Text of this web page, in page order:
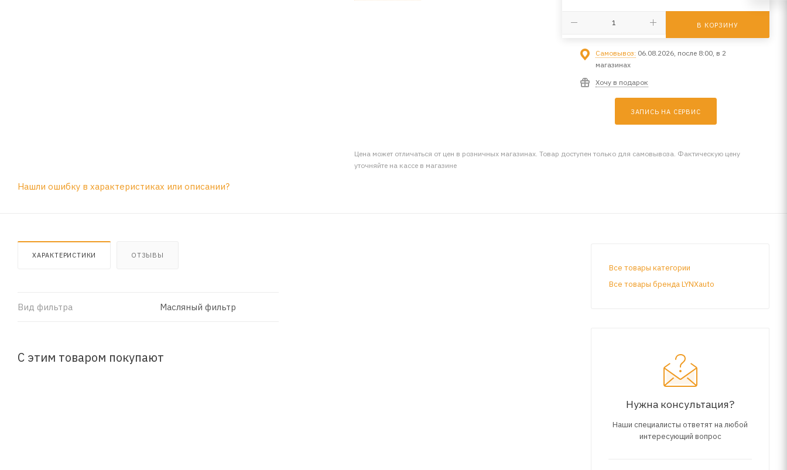
В КОРЗИНУ
Самовывоз: 06.08.2026, после 8:00, в 2
магазинах
Хочу в подарок
ЗАПИСЬ НА СЕРВИС
Цена может отличаться от цен в розничных магазинах. Товар доступен только для самовывоза. Фактическую цену
уточняйте на кассе в магазине
Нашли ошибку в характеристиках или описании?
ХАРАКТЕРИСТИКИ ОТЗЫВЫ
Вид фильтра Масляный фильтр
С этим товаром покупают
Все товары категории
Все товары бренда LYNXauto
Нужна консультация?
Наши специалисты ответят на любой
интересующий вопрос